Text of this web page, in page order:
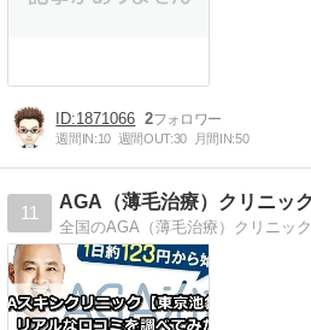
1871066 2
週間IN:10 週間OUT:30 月間IN:50
11